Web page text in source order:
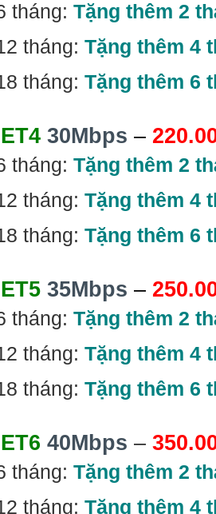
tháng: Tặng thêm 2
tháng: Tặng thêm 4
tháng: Tặng thêm 6
30Mbps –
tháng: Tặng thêm 2
tháng: Tặng thêm 4
tháng: Tặng thêm 6
35Mbps –
tháng: Tặng thêm 2
tháng: Tặng thêm 4
tháng: Tặng thêm 6
40Mbps –
tháng: Tặng thêm 2
tháng: Tặng thêm 4